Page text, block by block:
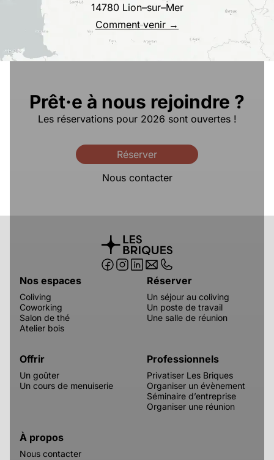
14780 Lion–sur–Mer
Comment venir →
Prêt·e à nous rejoindre ?
Les réservations pour 2026 sont ouvertes !
Réserver
Nous contacter
Nos espaces
Coliving
Coworking
Salon de thé
Atelier bois
Réserver
Un séjour au coliving
Un poste de travail
Une salle de réunion
Offrir
Un goûter
Un cours de menuiserie
Professionnels
Privatiser Les Briques
Organiser un évènement
Séminaire d’entreprise
Organiser une réunion
À propos
Nous contacter